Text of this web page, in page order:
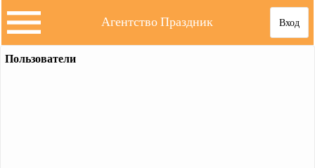
Вход
Агентство Праздник
Пользователи